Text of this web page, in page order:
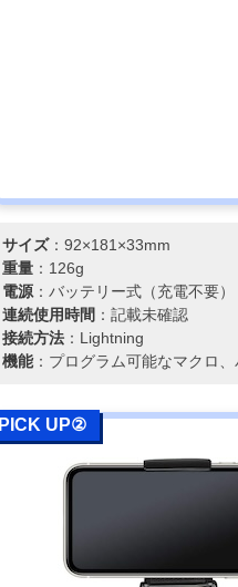
サイズ：92×181×33mm
重量：126g
電源：バッテリー式（充電不要）
連続使用時間 ：記載未確認
接続方法：Lightning
機能：プログラム可能なマクロ
PICK UP②